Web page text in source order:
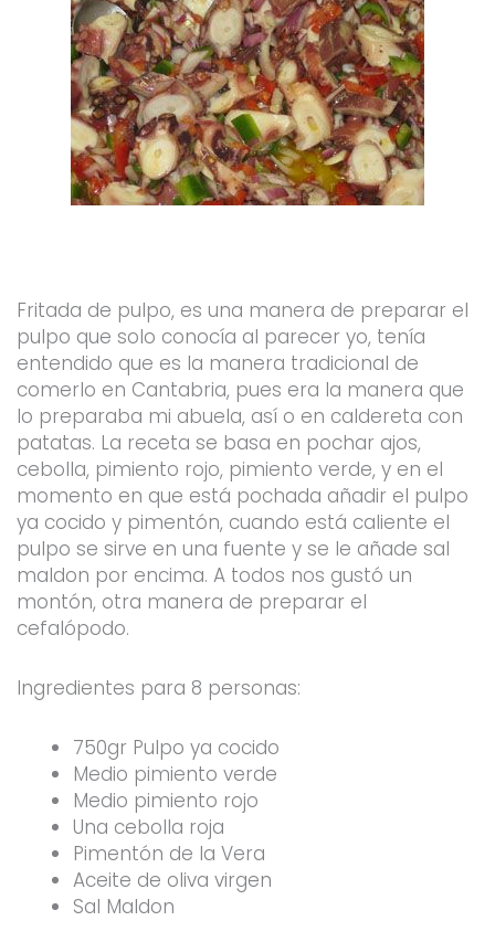
Fritada de pulpo, es una manera de preparar el
pulpo que solo conocía al parecer yo, tenía
entendido que es la manera tradicional de
comerlo en Cantabria, pues era la manera que
lo preparaba mi abuela, así o en caldereta con
patatas. La receta se basa en pochar ajos,
cebolla, pimiento rojo, pimiento verde, y en el
momento en que está pochada añadir el pulpo
ya cocido y pimentón, cuando está caliente el
pulpo se sirve en una fuente y se le añade sal
maldon por encima. A todos nos gustó un
montón, otra manera de preparar el
cefalópodo.
Ingredientes para 8 personas:
750gr Pulpo ya cocido
Medio pimiento verde
Medio pimiento rojo
Una cebolla roja
Pimentón de la Vera
Aceite de oliva virgen
Sal Maldon